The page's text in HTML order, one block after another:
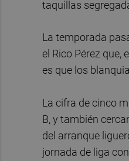
taquillas
La temporada
el Rico Pérez que,
es que los
La cifra de cinco
B, y también
del arranque
jornada de liga